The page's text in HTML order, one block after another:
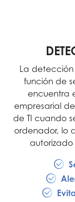
La detección
función de
encuentra
empresarial
de TI cuando
ordenador, lo
autorizado